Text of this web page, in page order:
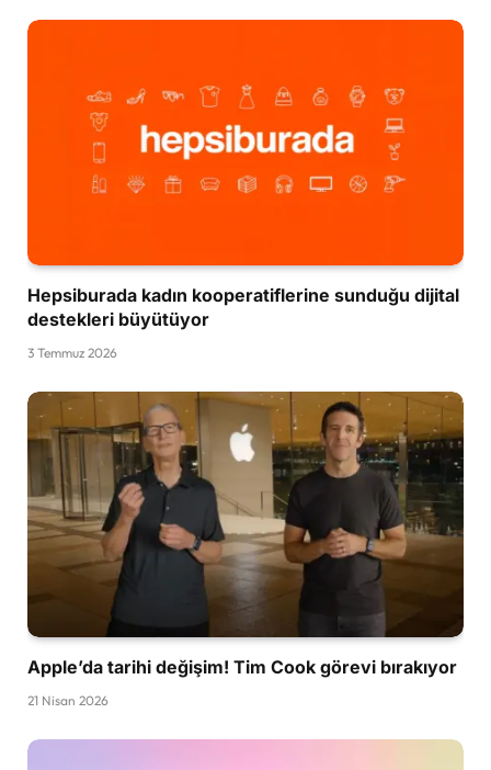
Hepsiburada kadın kooperatiflerine sunduğu dijital
destekleri büyütüyor
3 Temmuz 2026
Apple’da tarihi değişim! Tim Cook görevi bırakıyor
21 Nisan 2026